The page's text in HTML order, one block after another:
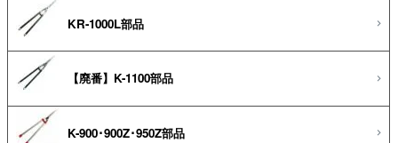
KR-1000L部品
【廃番】K-1100部品
K-900･900Z･950Z部品